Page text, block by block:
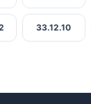
33.12.10